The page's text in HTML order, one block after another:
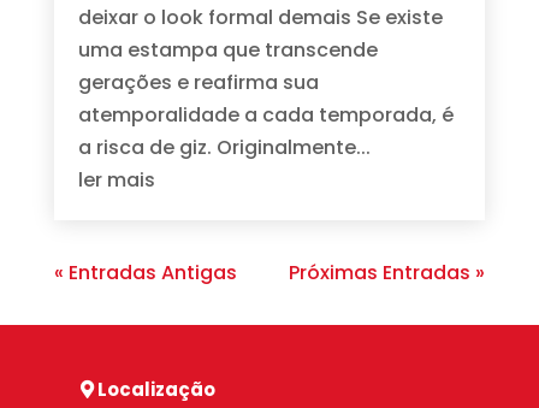
deixar o look formal demais Se existe
uma estampa que transcende
gerações e reafirma sua
atemporalidade a cada temporada, é
a risca de giz. Originalmente...
ler mais
« Entradas Antigas Próximas Entradas »
Localização